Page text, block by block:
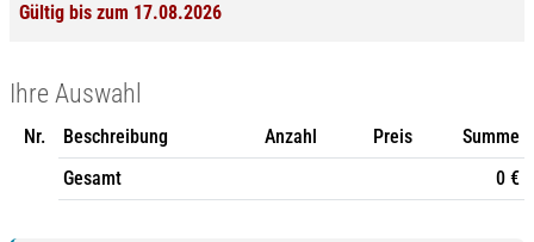
Gültig bis zum 17.08.2026
Ihre Auswahl
Nr. Beschreibung Anzahl Preis
Summe
Gesamt
0 €